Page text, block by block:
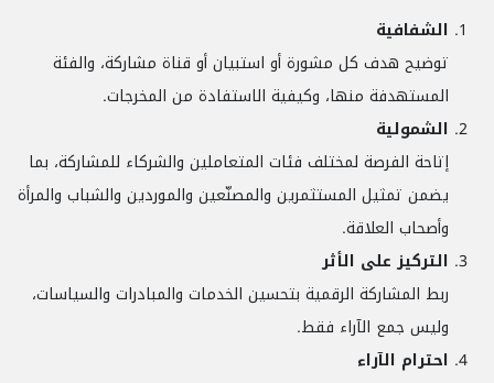
الشفافية
توضيح هدف كل مشورة أو استبيان أو قناة مشاركة، والفئة
المستهدفة منها، وكيفية الاستفادة من المخرجات.
الشمولية
إتاحة الفرصة لمختلف فئات المتعاملين والشركاء للمشاركة، بما
يضمن تمثيل المستثمرين والمصنّعين والموردين والشباب والمرأة
وأصحاب العلاقة.
التركيز على الأثر
ربط المشاركة الرقمية بتحسين الخدمات والمبادرات والسياسات،
وليس جمع الآراء فقط.
احترام الآراء